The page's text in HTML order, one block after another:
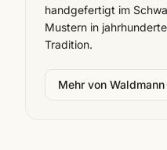
handgefertigt im
Mustern in
Tradition.
Mehr von Waldmann